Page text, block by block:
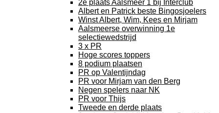
2e plaats Aalsmeer 1 bij Interclub
Albert en Patrick beste Bingosjoelers
Winst Albert, Wim, Kees en Mirjam
Aalsmeerse overwinning 1e
selectiewedstrijd
3 x PR
Hoge scores toppers
8 podium plaatsen
PR op Valentijndag
PR voor Mirjam van den Berg
Negen spelers naar NK
PR voor Thijs
Tweede en derde plaats